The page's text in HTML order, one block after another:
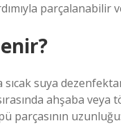
parçalanabilir
suya
ahşaba veya